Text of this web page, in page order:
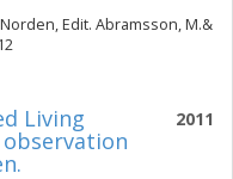
Edit. Abramsson, M.&
2011
Living